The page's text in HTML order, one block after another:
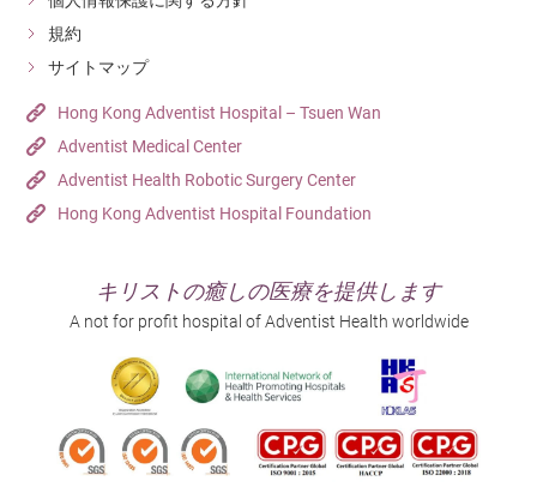
規約
サイトマップ
Hong Kong Adventist Hospital – Tsuen Wan
Adventist Medical Center
Adventist Health Robotic Surgery Center
Hong Kong Adventist Hospital Foundation
キリストの癒しの医療を提供します
A not for profit hospital of Adventist Health worldwide